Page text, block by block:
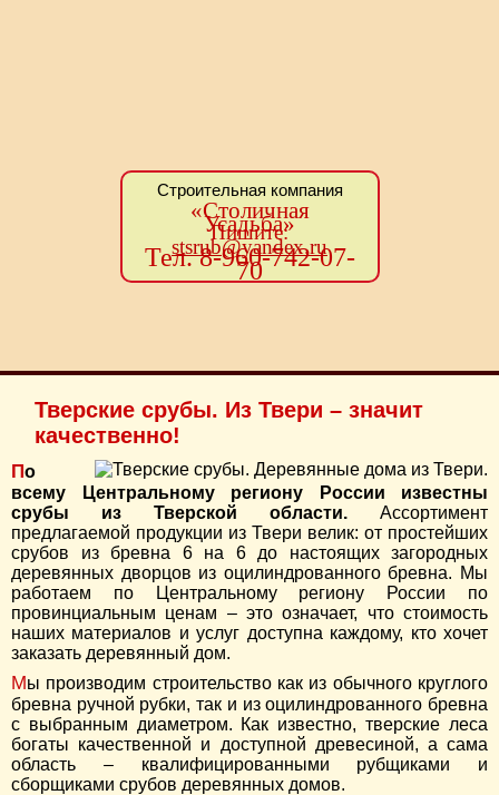
Строительная компания
«Столичная
Усадьба»
Пишите:
stsrub@yandex.ru
Тел. 8-960-742-07-
70
Тверские срубы. Из Твери – значит
качественно!
По
всему Центральному региону России известны
срубы из Тверской области. Ассортимент
предлагаемой продукции из Твери велик: от простейших
срубов из бревна 6 на 6 до настоящих загородных
деревянных дворцов из оцилиндрованного бревна. Мы
работаем по Центральному региону России по
провинциальным ценам – это означает, что стоимость
наших материалов и услуг доступна каждому, кто хочет
заказать деревянный дом.
Мы производим строительство как из обычного круглого
бревна ручной рубки, так и из оцилиндрованного бревна
с выбранным диаметром. Как известно, тверские леса
богаты качественной и доступной древесиной, а сама
область – квалифицированными рубщиками и
сборщиками срубов деревянных домов.